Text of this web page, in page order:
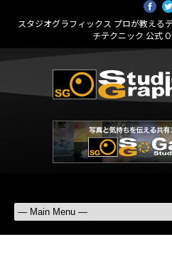
スタジオグラフィックス プロが教える
チテクニック 公式